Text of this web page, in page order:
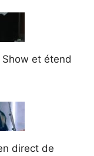
et étend
direct de